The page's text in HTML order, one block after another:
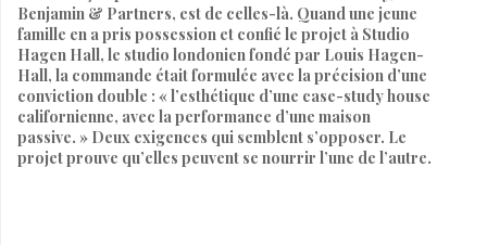
Benjamin & Partners, est de celles-là. Quand une jeune
famille en a pris possession et confié le projet à Studio
Hagen Hall, le studio londonien fondé par Louis Hagen-
Hall, la commande était formulée avec la précision d’une
conviction double : « l’esthétique d’une case-study house
californienne, avec la performance d’une maison
passive. » Deux exigences qui semblent s’opposer. Le
projet prouve qu’elles peuvent se nourrir l’une de l’autre.